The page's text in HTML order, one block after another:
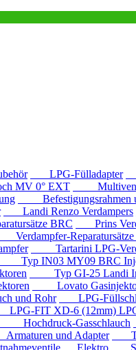
LPG-Fülladapter
MV 0° EXT
Befestigungsrahmen
Landi Renzo Verdampers
BRC Prins
Reparatursätze
Tartarini LPG-
Typ IN03 MY09 BRC
Typ GI-25 Landi
Lovato
und Rohr LPG-
FIT XD-6 (12mm)
Hochdruck-Gasschlauch
und Adapter T-
Elektro